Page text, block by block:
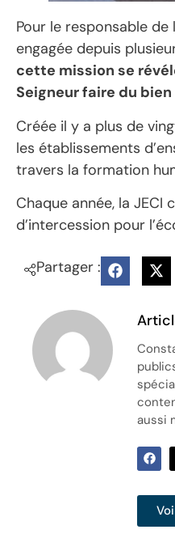
Pour le responsable
engagée depuis
cette mission se
Seigneur faire du
Créée il y a plus de
les établissements
travers la formation
Chaque année, la
d’intercession pour
Partager :
aussi